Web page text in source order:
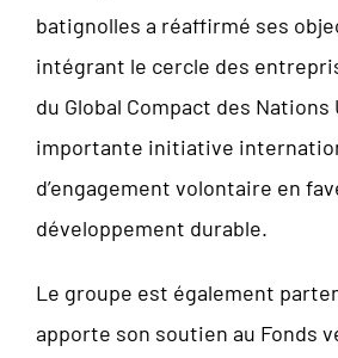
batignolles a réaffirmé ses
intégrant le cercle des
du Global Compact des Nations
importante initiative
d’engagement volontaire en
développement durable.
Le groupe est également
apporte son soutien au Fonds